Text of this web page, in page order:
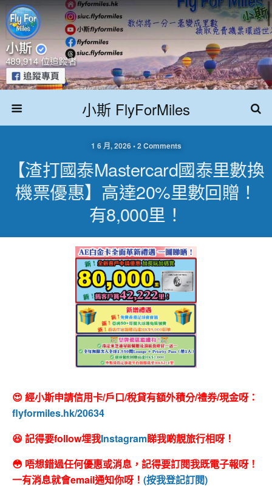
小斯 FlyForMiles
1 6 月, 2026 • 2 Comments
【渣打國泰Mastercard國泰里數換
機票優惠】高達20%里數回贈！
有8,000里！
😍 經小斯申請信用卡/戶口/稅貸有額外積分/禮券/現金呀：
flyformiles.hk/20634
😆 記得要follow埋我Instagram睇我啲靚旅行相呀！
😳 唔想錯過任何優惠或消息，記得要訂閱我既電子報呀！
一有消息就會email通知你呀！ (按我登記訂閱)